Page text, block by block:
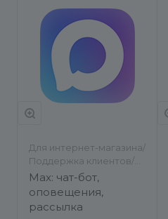
Для интернет-магазина/
Поддержка клиентов/
Работа с заказами/
Обратная связь
Max: чат-бот,
оповещения,
рассылка